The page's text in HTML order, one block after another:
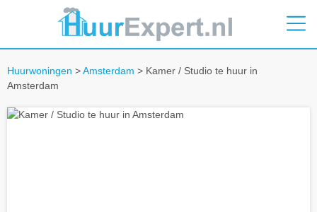
Huurwoningen >Amsterdam > Kamer / Studio te huur in
Amsterdam